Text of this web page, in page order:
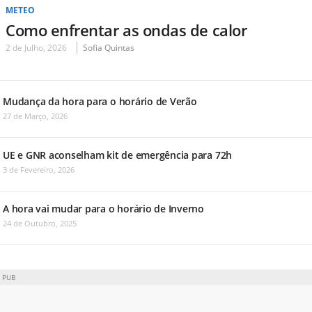
METEO
Como enfrentar as ondas de calor
2 de Julho, 2026 Sofia Quintas
Mudança da hora para o horário de Verão
27 de Março, 2026
UE e GNR aconselham kit de emergência para 72h
3 de Fevereiro, 2026
A hora vai mudar para o horário de Inverno
24 de Outubro, 2025
PUB